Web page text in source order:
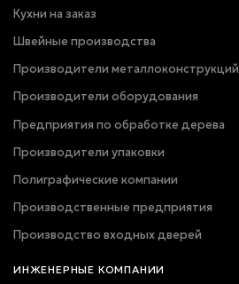
Кухни на заказ
Швейные производства
Производители металлоконструкций
Производители оборудования
Предприятия по обработке дерева
Производители упаковки
Полиграфические компании
Производственные предприятия
Производство входных дверей
ИНЖЕНЕРНЫЕ КОМПАНИИ